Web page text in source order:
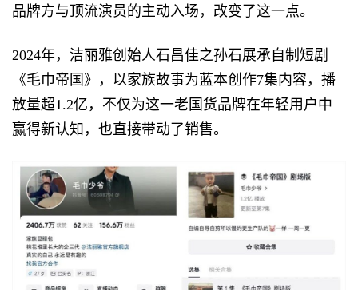
品牌方与顶流演员的主动入场，改变了这一点。
2024年，洁丽雅创始人石昌佳之孙石展承自制短剧
《毛巾帝国》，以家族故事为蓝本创作7集内容，播
放量超1.2亿，不仅为这一老国货品牌在年轻用户中
赢得新认知，也直接带动了销售。